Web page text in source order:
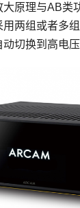
原理与AB类
两组或者多
切换到高电压